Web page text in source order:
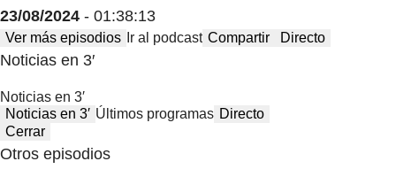
23/08/2024 - 01:38:13
Ver más episodios Ir al podcast Compartir Directo
Noticias en 3′
Noticias en 3′
Noticias en 3′ Últimos programas Directo
Cerrar
Otros episodios